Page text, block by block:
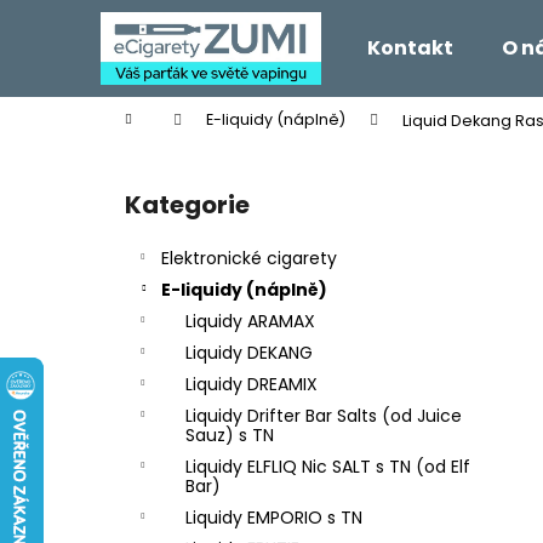
Kontakt O
Domů E-liquidy (náplně) Liquid Dekang
Přeskočit
kategorie
Kategorie
Elektronické cigarety
E-liquidy (náplně)
Liquidy ARAMAX
Liquidy DEKANG
Liquidy DREAMIX
Liquidy Drifter Bar Salts (od Juice
Sauz) s TN
Liquidy ELFLIQ Nic SALT s TN (od Elf
Bar)
Liquidy EMPORIO s TN
í
Zpět
do
Zpět
do